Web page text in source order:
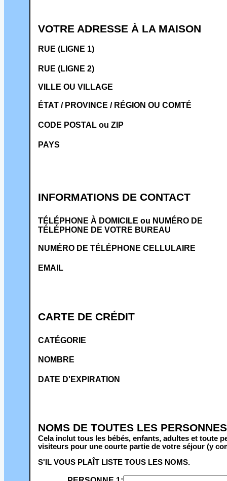
VOTRE ADRESSE À LA MAISON
RUE (LIGNE 1)
RUE (LIGNE 2)
VILLE OU VILLAGE
ÉTAT / PROVINCE / RÉGION OU COMTÉ
CODE POSTAL ou ZIP
PAYS
INFORMATIONS DE CONTACT
TÉLÉPHONE À DOMICILE ou NUMÉRO DE
TÉLÉPHONE DE VOTRE BUREAU
NUMÉRO DE TÉLÉPHONE CELLULAIRE
EMAIL
CARTE DE CRÉDIT
CATÉGORIE
NOMBRE
DATE D'EXPIRATION
NOMS DE TOUTES LES
Cela inclut tous les bébés, enfants, adultes et toute
visiteurs pour une courte partie de votre séjour (y
S'IL VOUS PLAÎT LISTE TOUS LES NOMS.